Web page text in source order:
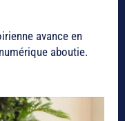
avance en
aboutie.